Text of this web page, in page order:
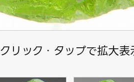
クリック・タップで拡大表